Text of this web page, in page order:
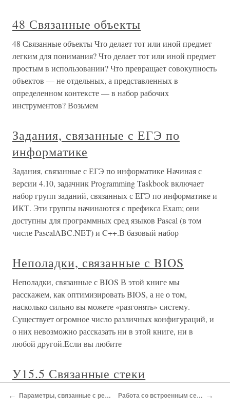
48 Связанные объекты
48 Связанные объекты Что делает тот или иной предмет
легким для понимания? Что делает тот или иной предмет
простым в использовании? Что превращает совокупность
объектов — не отдельных, а представленных в
определенном контексте — в набор рабочих
инструментов? Возьмем
Задания, связанные с ЕГЭ по
информатике
Задания, связанные с ЕГЭ по информатике Начиная с
версии 4.10, задачник Programming Taskbook включает
набор групп заданий, связанных с ЕГЭ по информатике и
ИКТ. Эти группы начинаются с префикса Exam; они
доступны для программных сред языков Pascal (в том
числе PascalABC.NET) и C++.В базовый набор
Неполадки, связанные с BIOS
Неполадки, связанные с BIOS В этой книге мы
расскажем, как оптимизировать BIOS, а не о том,
насколько сильно вы можете «разгонять» систему.
Существует огромное число различных конфигураций, и
о них невозможно рассказать ни в этой книге, ни в
любой другой.Если вы любите
У15.5 Связанные стеки
У15.5 Связанные стеки Основываясь на классах STACK и
← Параметры, связанные с ресурсами Работа со встроенным сервером →